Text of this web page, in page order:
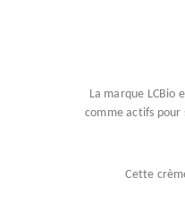
La marque LCBio
comme actifs pour
Cette